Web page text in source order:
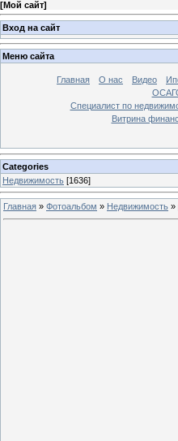
[Мой сайт]
Вход на сайт
Меню сайта
Главная О нас Видео
Специалист по
Витрина
Categories
Недвижимость [1636]
Главная » Фотоальбом » Недвижимость »